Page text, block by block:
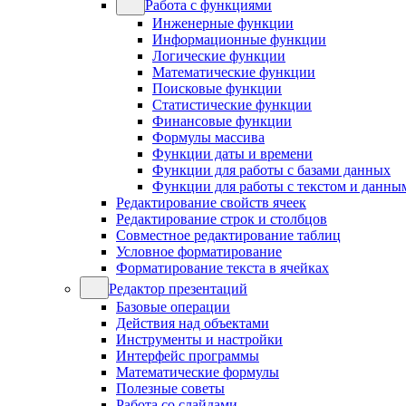
Работа с функциями
Инженерные функции
Информационные функции
Логические функции
Математические функции
Поисковые функции
Статистические функции
Финансовые функции
Формулы массива
Функции даты и времени
Функции для работы с базами данных
Функции для работы с текстом и
Редактирование свойств ячеек
Редактирование строк и столбцов
Совместное редактирование таблиц
Условное форматирование
Форматирование текста в ячейках
Редактор презентаций
Базовые операции
Действия над объектами
Инструменты и настройки
Интерфейс программы
Математические формулы
Полезные советы